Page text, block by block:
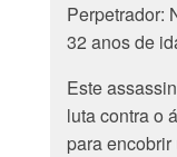
Perpetrador:
32 anos de
Este
luta contra o
para